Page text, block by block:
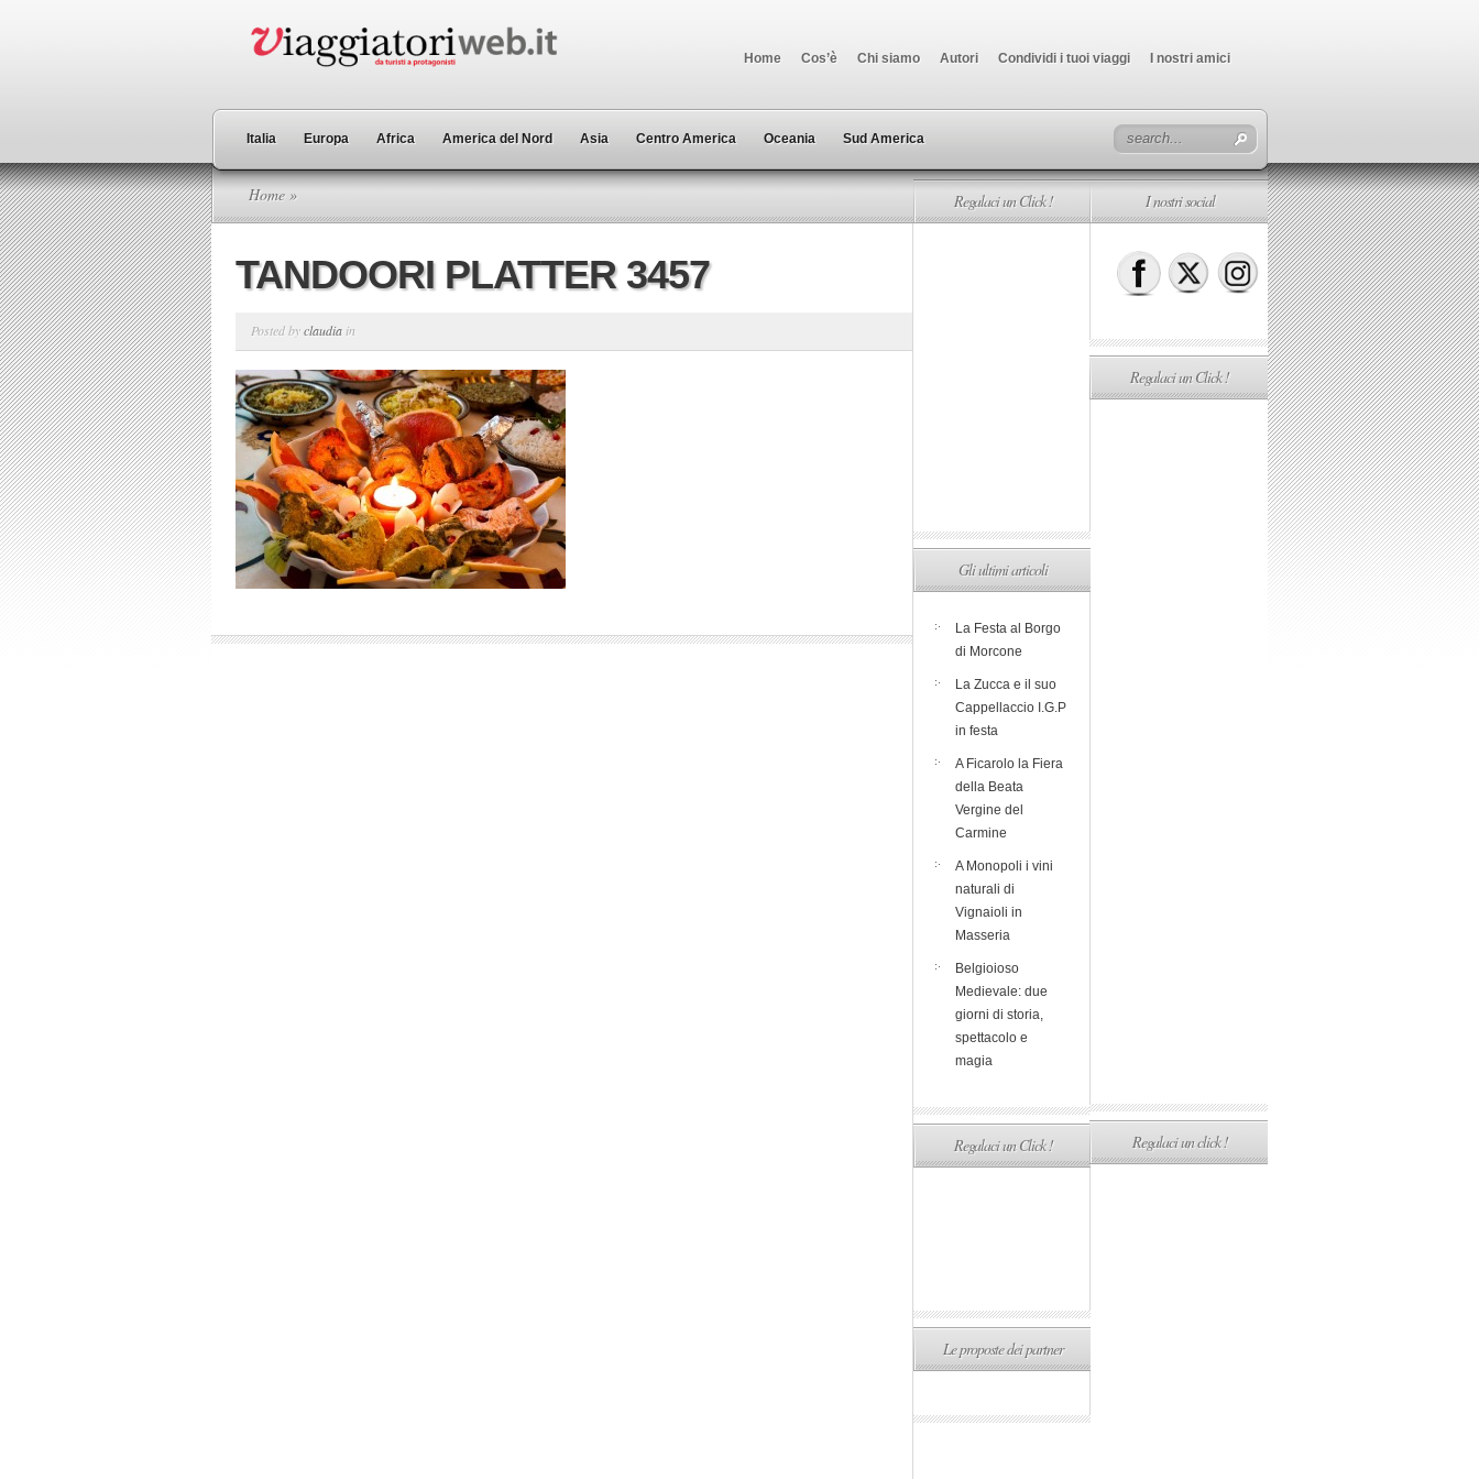
Home Cos’è Chi siamo Autori Condividi i tuoi viaggi I nostri amici
Italia Europa Africa America del Nord Asia Centro America Oceania Sud America
Home »
TANDOORI PLATTER 3457
Posted byclaudia in
Regalaci un Click !
Gli ultimi articoli
La Festa al Borgo
di Morcone
La Zucca e il suo
Cappellaccio I.G.P
in festa
A Ficarolo la Fiera
della Beata
Vergine del
Carmine
A Monopoli i vini
naturali di
Vignaioli in
Masseria
Belgioioso
Medievale: due
giorni di storia,
spettacolo e
magia
Regalaci un Click !
Le proposte dei partner
I nostri social
Regalaci un Click !
Regalaci un click !